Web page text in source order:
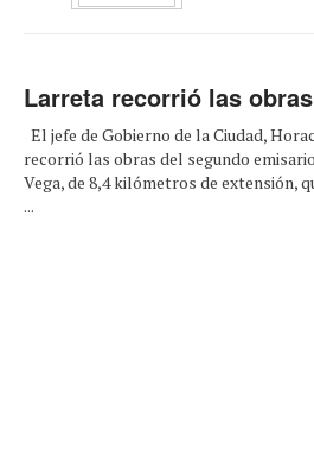
Larreta recorrió las
El jefe de Gobierno de la Ciudad,
recorrió las obras del segundo
Vega, de 8,4 kilómetros de extensión,
...